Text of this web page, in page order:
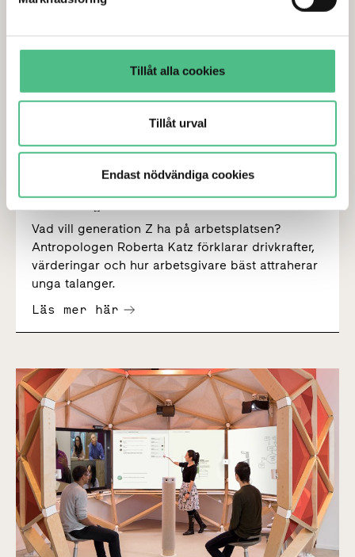
Tillåt alla cookies
Tillåt urval
Endast nödvändiga cookies
"Generation Z vill bevara det
mänskliga i våra liv"
Vad vill generation Z ha på arbetsplatsen?
Antropologen Roberta Katz förklarar drivkrafter,
värderingar och hur arbetsgivare bäst attraherar
unga talanger.
Läs mer här
Hur förändras framtidens arbetsplats?